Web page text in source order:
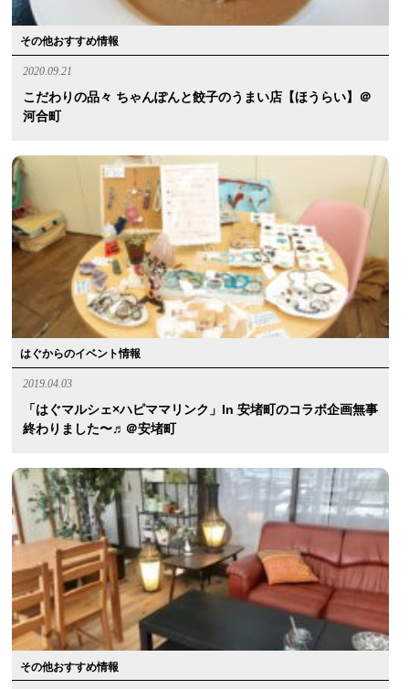
その他おすすめ情報
2020.09.21
こだわりの品々 ちゃんぽんと餃子のうまい店【ほうらい】＠
河合町
はぐからのイベント情報
2019.04.03
「はぐマルシェ×ハピママリンク」in 安堵町のコラボ企画無事
終わりました〜♬＠安堵町
その他おすすめ情報